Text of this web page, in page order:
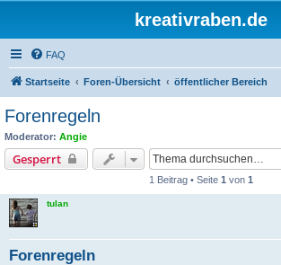
kreativraben.de
FAQ
Startseite Foren-Übersicht öffentlicher Bereich
Forenregeln
Moderator: Angie
Gesperrt
1 Beitrag • Seite 1 von 1
tulan
Forenregeln